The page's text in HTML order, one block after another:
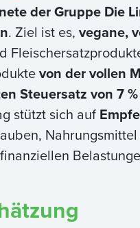
der Gruppe Die
. Ziel ist es, vegane,
von der vollen
Steuersatz von 7
stützt sich auf